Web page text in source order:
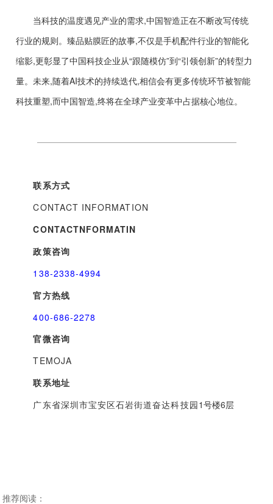
当科技的温度遇见产业的需求,中国智造正在不断改写传统
行业的规则。臻品贴膜匠的故事,不仅是手机配件行业的智能化
缩影,更彰显了中国科技企业从“跟随模仿”到“引领创新”的转型力
量。未来,随着AI技术的持续迭代,相信会有更多传统环节被智能
科技重塑,而中国智造,终将在全球产业变革中占据核心地位。
联系方式
CONTACT INFORMATION
CONTACTNFORMATIN
政策咨询
138-2338-4994
官方热线
400-686-2278
官微咨询
TEMOJA
联系地址
广东省深圳市宝安区石岩街道奋达科技园1号楼6层
推荐阅读：